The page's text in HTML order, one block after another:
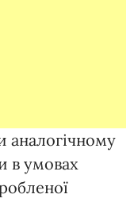
аналогічному
в умовах